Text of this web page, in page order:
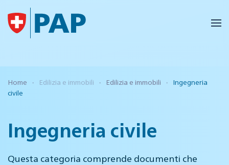
Skip to main content
Home Edilizia e immobili Edilizia e immobili
Ingegneria
civile
Ingegneria civile
Questa categoria comprende documenti che